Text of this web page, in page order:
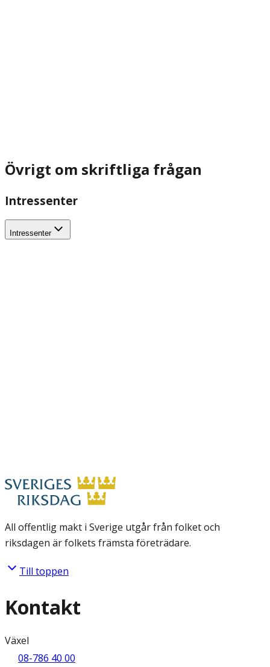
Övrigt om skriftliga frågan
Intressenter
Intressenter
All offentlig makt i Sverige utgår från folket och
riksdagen är folkets främsta företrädare.
Till toppen
Kontakt
Växel
08-786 40 00